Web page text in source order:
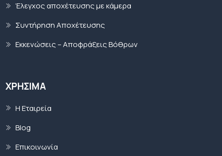
Έλεγχος αποχέτευσης με κάμερα
Συντήρηση Αποχέτευσης
Εκκενώσεις – Αποφράξεις Βόθρων
ΧΡΉΣΙΜΑ
Η Εταιρεία
Blog
Επικοινωνία